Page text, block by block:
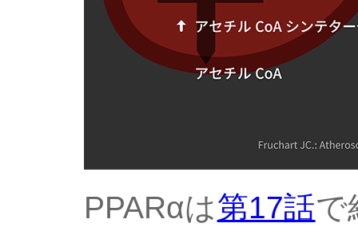
PPARαは第17話で